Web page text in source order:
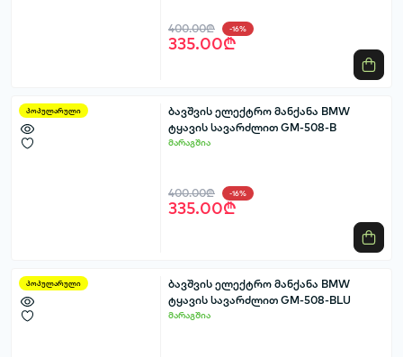
400.00₾ -16%
335.00₾
პოპულარული
ბავშვის ელექტრო მანქანა BMW
ტყავის სავარძლით GM-508-B
მარაგშია
400.00₾ -16%
335.00₾
პოპულარული
ბავშვის ელექტრო მანქანა BMW
ტყავის სავარძლით GM-508-BLU
მარაგშია